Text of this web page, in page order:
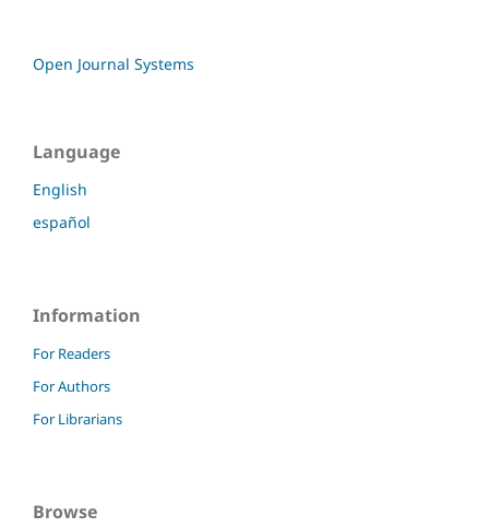
Open Journal Systems
Language
English
español
Information
For Readers
For Authors
For Librarians
Browse